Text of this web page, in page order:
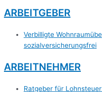
ARBEITGEBER
Verbilligte
sozialversicherungsfrei
ARBEITNEHMER
Ratgeber für